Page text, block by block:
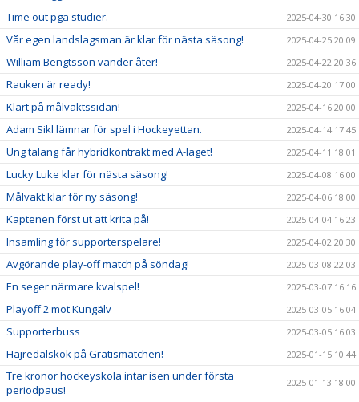
Time out pga studier. 2025-04-30 16:30
Vår egen landslagsman är klar för nästa säsong! 2025-04-25 20:09
William Bengtsson vänder åter! 2025-04-22 20:36
Rauken är ready! 2025-04-20 17:00
Klart på målvaktssidan! 2025-04-16 20:00
Adam Sikl lämnar för spel i Hockeyettan. 2025-04-14 17:45
Ung talang får hybridkontrakt med A-laget! 2025-04-11 18:01
Lucky Luke klar för nästa säsong! 2025-04-08 16:00
Målvakt klar för ny säsong! 2025-04-06 18:00
Kaptenen först ut att krita på! 2025-04-04 16:23
Insamling för supporterspelare! 2025-04-02 20:30
Avgörande play-off match på söndag! 2025-03-08 22:03
En seger närmare kvalspel! 2025-03-07 16:16
Playoff 2 mot Kungälv 2025-03-05 16:04
Supporterbuss 2025-03-05 16:03
Häjredalskök på Gratismatchen! 2025-01-15 10:44
Tre kronor hockeyskola intar isen under första
periodpaus!
2025-01-13 18:00